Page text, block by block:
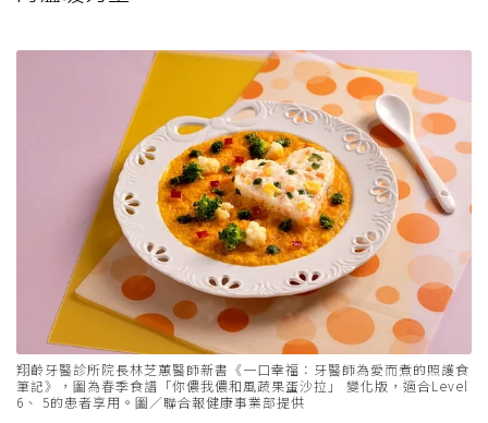
翔齡牙醫診所院長林芝蕙醫師新書《一口幸福：牙醫師為愛而煮的照護食
筆記》，圗為春季食譜「你儂我儂和風蔬果蛋沙拉」 變化版，適合Level
6、 5的患者享用。圗／聯合報健康事業部提供